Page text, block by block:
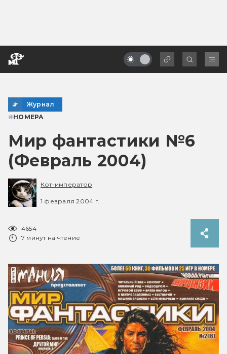
Журнал
#НОМЕРА
Мир фантастики №6
(Февраль 2004)
Кот-император
1 февраля 2004 г.
4654
7 минут на чтение